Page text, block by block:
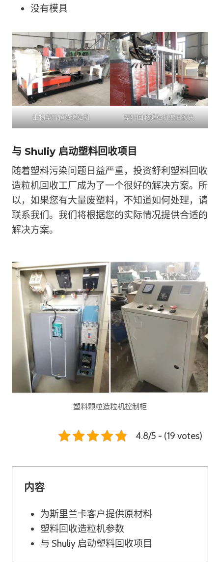
没有模具
生物塑料颗粒造粒机 塑料回收造粒机液压模头
与 Shuliy 启动塑料回收项目
随着塑料污染问题日益严重，投资舒利塑料回收
造粒机回收工厂成为了一个很好的解决方案。所
以，如果您有大量废塑料，不知道如何处理，请
联系我们。我们将根据您的实际情况提供合适的
解决方案。
塑料颗粒造粒机控制柜
4.8/5 - (19 votes)
内容
为斯里兰卡客户提供原材料
塑料回收造粒机参数
与 Shuliy 启动塑料回收项目